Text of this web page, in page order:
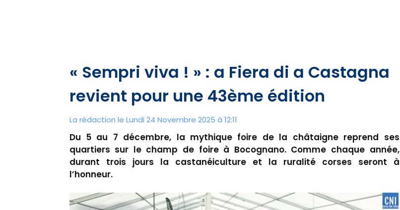
« Sempri viva ! » : a Fiera di a Castagna
revient pour une 43ème édition
La rédaction le Lundi 24 Novembre 2025 à 12:11
Du 5 au 7 décembre, la mythique foire de la châtaigne reprend ses
quartiers sur le champ de foire à Bocognano. Comme chaque année,
durant trois jours la castanéiculture et la ruralité corses seront à
l’honneur.